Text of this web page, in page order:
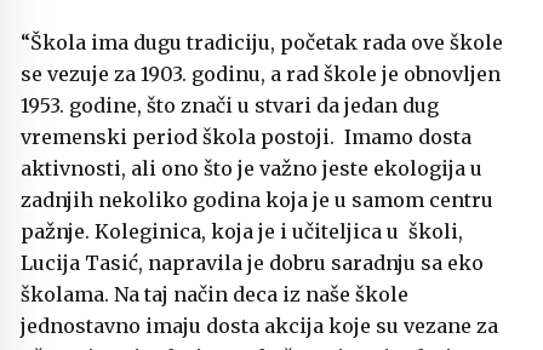
“Škola ima dugu tradiciju, početak rada ove škole
se vezuje za 1903. godinu, a rad škole je obnovljen
1953. godine, što znači u stvari da jedan dug
vremenski period škola postoji. Imamo dosta
aktivnosti, ali ono što je važno jeste ekologija u
zadnjih nekoliko godina koja je u samom centru
pažnje. Koleginica, koja je i učiteljica u školi,
Lucija Tasić, napravila je dobru saradnju sa eko
školama. Na taj način deca iz naše škole
jednostavno imaju dosta akcija koje su vezane za